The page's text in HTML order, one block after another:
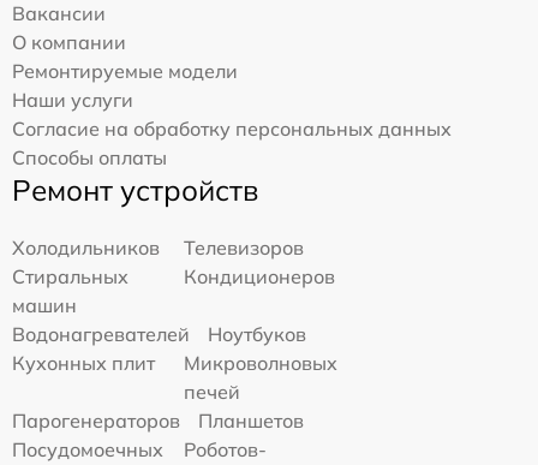
Вакансии
О компании
Ремонтируемые модели
Наши услуги
Согласие на обработку персональных данных
Способы оплаты
Ремонт устройств
Холодильников
Телевизоров
Стиральных
машин
Кондиционеров
Водонагревателей
Ноутбуков
Кухонных плит
Микроволновых
печей
Парогенераторов
Планшетов
Посудомоечных
Роботов-